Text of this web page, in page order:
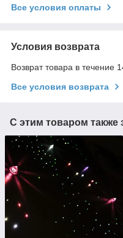
Все условия оплаты
Условия возврата
Возврат товара в течение
Все условия возврата
С этим товаром также